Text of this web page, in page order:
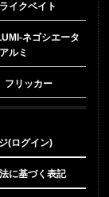
イクベイト
ネゴシエータ
ルミ
リッカー
(ログイン)
に基づく表記